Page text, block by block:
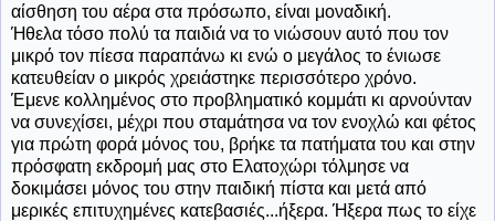
αίσθηση του αέρα στα πρόσωπο, είναι μοναδική.
Ήθελα τόσο πολύ τα παιδιά να το νιώσουν αυτό που τον
μικρό τον πίεσα παραπάνω κι ενώ ο μεγάλος το ένιωσε
κατευθείαν ο μικρός χρειάστηκε περισσότερο χρόνο.
Έμενε κολλημένος στο προβληματικό κομμάτι κι αρνούνταν
να συνεχίσει, μέχρι που σταμάτησα να τον ενοχλώ και φέτος
για πρώτη φορά μόνος του, βρήκε τα πατήματα του και στην
πρόσφατη εκδρομή μας στο Ελατοχώρι τόλμησε να
δοκιμάσει μόνος του στην παιδική πίστα και μετά από
μερικές επιτυχημένες κατεβασιές...ήξερα. Ήξερα πως το είχε